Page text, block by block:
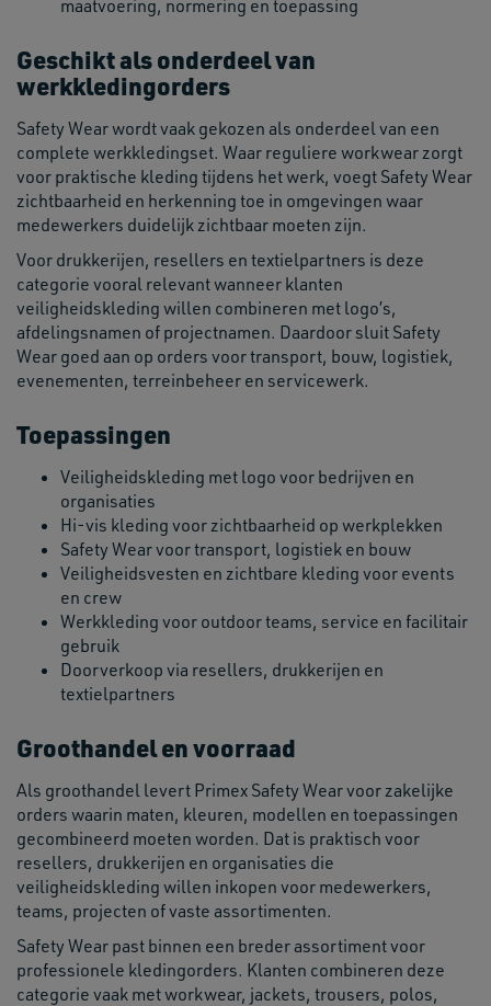
maatvoering, normering en toepassing
Geschikt als onderdeel van
werkkledingorders
Safety Wear wordt vaak gekozen als onderdeel van een
complete werkkledingset. Waar reguliere workwear zorgt
voor praktische kleding tijdens het werk, voegt Safety Wear
zichtbaarheid en herkenning toe in omgevingen waar
medewerkers duidelijk zichtbaar moeten zijn.
Voor drukkerijen, resellers en textielpartners is deze
categorie vooral relevant wanneer klanten
veiligheidskleding willen combineren met logo’s,
afdelingsnamen of projectnamen. Daardoor sluit Safety
Wear goed aan op orders voor transport, bouw, logistiek,
evenementen, terreinbeheer en servicewerk.
Toepassingen
Veiligheidskleding met logo voor bedrijven en
organisaties
Hi-vis kleding voor zichtbaarheid op werkplekken
Safety Wear voor transport, logistiek en bouw
Veiligheidsvesten en zichtbare kleding voor events
en crew
Werkkleding voor outdoor teams, service en facilitair
gebruik
Doorverkoop via resellers, drukkerijen en
textielpartners
Groothandel en voorraad
Als groothandel levert Primex Safety Wear voor zakelijke
orders waarin maten, kleuren, modellen en toepassingen
gecombineerd moeten worden. Dat is praktisch voor
resellers, drukkerijen en organisaties die
veiligheidskleding willen inkopen voor medewerkers,
teams, projecten of vaste assortimenten.
Safety Wear past binnen een breder assortiment voor
professionele kledingorders. Klanten combineren deze
categorie vaak met workwear, jackets, trousers, polos,